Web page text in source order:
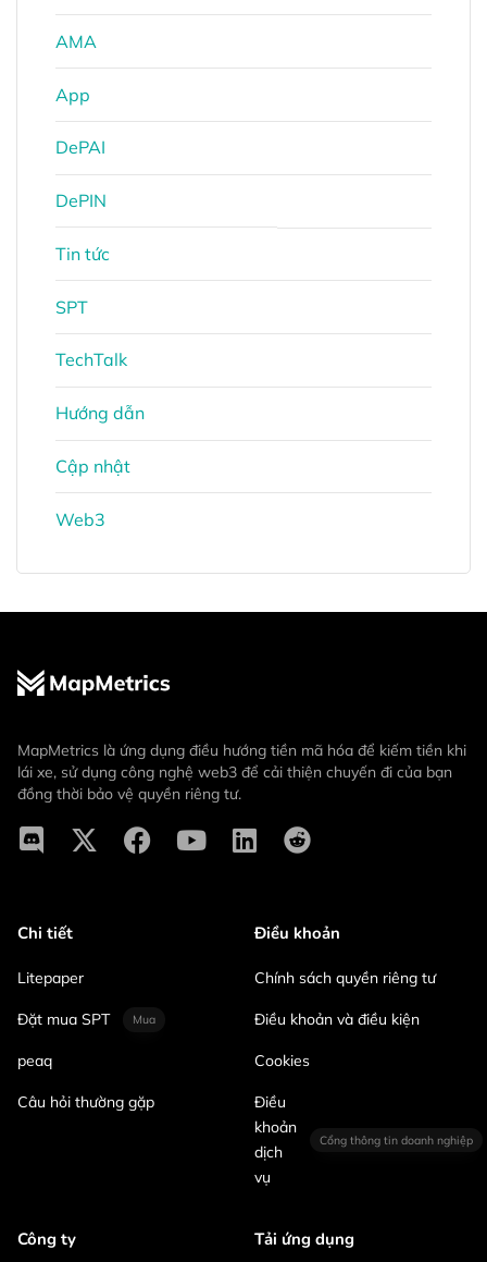
AMA
App
DePAI
DePIN
Tin tức
SPT
TechTalk
Hướng dẫn
Cập nhật
Web3
MapMetrics là ứng dụng điều hướng tiền mã hóa để kiếm tiền khi
lái xe, sử dụng công nghệ web3 để cải thiện chuyến đi của bạn
đồng thời bảo vệ quyền riêng tư.
Chi tiết
Litepaper
Đặt mua SPT Mua
peaq
Câu hỏi thường gặp
Điều khoản
Chính sách quyền riêng tư
Điều khoản và điều kiện
Cookies
Điều
khoản
dịch
vụ
Cổng thông tin doanh nghiệp
Công ty Tải ứng dụng